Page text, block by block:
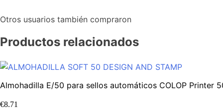
Otros usuarios también compraron
Productos relacionados
Almohadilla E/50 para sellos automáticos COLOP Printer
€8.71